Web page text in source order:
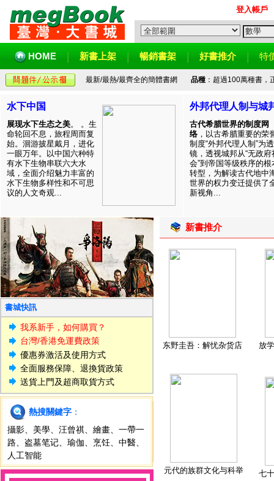
登入帳戶
HOME 新書上架 暢銷書架 好書推介 特
最新/最熱/最齊全的簡體書網 品種：超過100萬種書，
水下中国
展现水下生态之美。 。生
命轮回不息，旅程周而复
始。洄游披星戴月，进化
一眼万年。以中国六种特
有水下生物串联六大水
域，全面介绍魅力丰富的
水下生物多样性和不可思
议的人文奇观...
外邦代理人制与城
古代希腊世界的制度网
络 ，以古希腊重要的荣
制度“外邦代理人制”为透
镜，透视城邦从“无政府
会”到帝国等级秩序的根
转型，为解读古代地中
世界的权力变迁提供了
新视角...
書城快訊
我系新手，如何購買？
台灣/香港免運費政策
優惠券激活及使用方式
全面服務保障、退換貨政策
送貨上門及超商取貨方式
熱搜關鍵字 ：
攝影
美學 汪曾祺 繪畫
一帶一
路
盗墓笔记 瑜伽 烹饪 中醫
人工智能
新書推介
东野圭吾：解忧杂货店 放
元代的族群文化与科举 七